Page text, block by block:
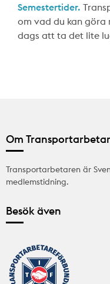
Semestertider.
om vad du kan göra
dags att ta det lite
Om
Transportarbetaren är
medlemstidning.
Besök även